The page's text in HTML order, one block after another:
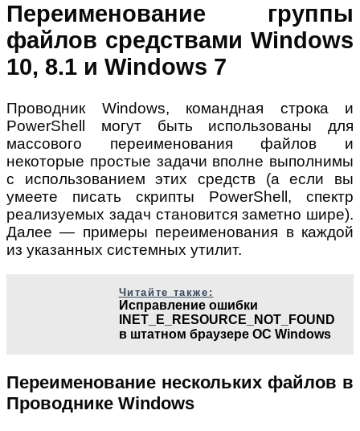
Переименование группы
файлов средствами Windows
10, 8.1 и Windows 7
Проводник Windows, командная строка и
PowerShell могут быть использованы для
массового переименования файлов и
некоторые простые задачи вполне выполнимы
с использованием этих средств (а если вы
умеете писать скрипты PowerShell, спектр
реализуемых задач становится заметно шире).
Далее — примеры переименования в каждой
из указанных системных утилит.
Читайте также:
Исправление ошибки
INET_E_RESOURCE_NOT_FOUND
в штатном браузере ОС Windows
Переименование нескольких файлов в
Проводнике Windows